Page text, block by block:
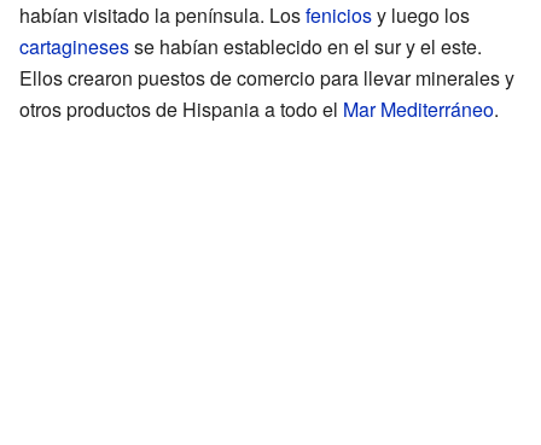
habían visitado la península. Losfeniciosy luego los
cartaginesesse habían establecido en el sur y el este.
Ellos crearon puestos de comercio para llevar minerales y
otros productos de Hispania a todo el Mar Mediterráneo.